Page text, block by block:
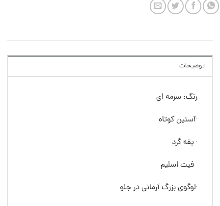
توضیحات
رنگ: سرمه ای
·آستین کوتاه
· یقه گرد
· فیت اسلیم
·لوگوی بزرگ آرمانی در جلو